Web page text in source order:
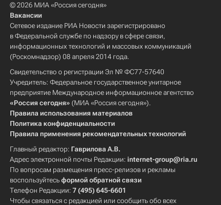
© 2026 МИА «Россия сегодня»
Вакансии
Сетевое издание РИА Новости зарегистрировано
в Федеральной службе по надзору в сфере связи,
информационных технологий и массовых коммуникаций
(Роскомнадзор) 08 апреля 2014 года.
Свидетельство о регистрации Эл № ФС77-57640
Учредитель: Федеральное государственное унитарное
предприятие Международное информационное агентство
«Россия сегодня» (МИА «Россия сегодня»).
Правила использования материалов
Политика конфиденциальности
Правила применения рекомендательных технологий
Главный редактор: Гаврилова А.В.
Адрес электронной почты Редакции: internet-group@ria.ru
По вопросам размещения пресс-релизов и рекламы
воспользуйтесьформой обратной связи
Телефон Редакции: 7 (495) 645-6601
Чтобы связаться с редакцией или сообщить обо всех